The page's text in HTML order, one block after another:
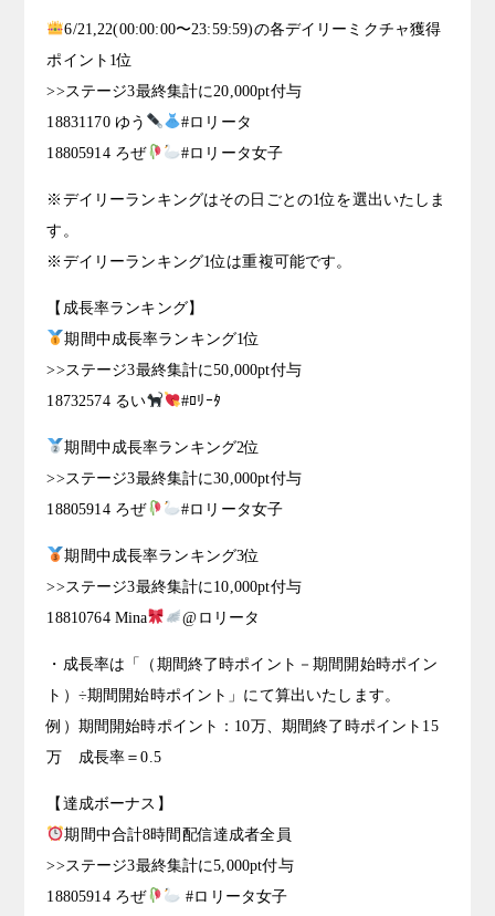
6/21,22(00:00:00〜23:59:59)の各デイリーミクチャ獲得
ポイント1位
>>ステージ3最終集計に20,000pt付与
18831170 ゆう
#ロリータ
18805914 ろぜ
#ロリータ女子
※デイリーランキングはその日ごとの1位を選出いたしま
す。
※デイリーランキング1位は重複可能です。
【成長率ランキング】
期間中成長率ランキング1位
>>ステージ3最終集計に50,000pt付与
18732574 るい
#ﾛﾘｰﾀ
期間中成長率ランキング2位
>>ステージ3最終集計に30,000pt付与
18805914 ろぜ
#ロリータ女子
期間中成長率ランキング3位
>>ステージ3最終集計に10,000pt付与
18810764 Mina
@ロリータ
・成長率は「（期間終了時ポイント－期間開始時ポイン
ト）÷期間開始時ポイント」にて算出いたします。
例）期間開始時ポイント：10万、期間終了時ポイント15
万 成長率＝0.5
【達成ボーナス】
期間中合計8時間配信達成者全員
>>ステージ3最終集計に5,000pt付与
18805914 ろぜ
#ロリータ女子